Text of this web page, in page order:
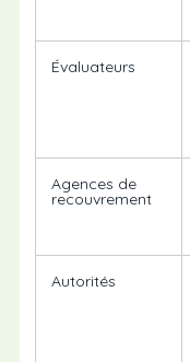
Évaluateurs
Agences de
recouvrement
Autorités